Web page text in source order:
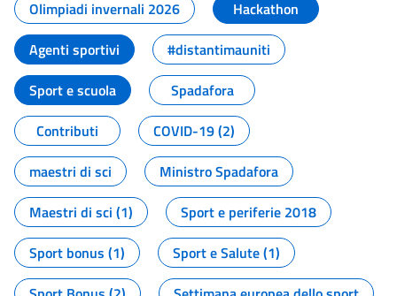
Olimpiadi invernali 2026
Hackathon
Agenti sportivi
#distantimauniti
Sport e scuola
Spadafora
Contributi
COVID-19 (2)
maestri di sci
Ministro Spadafora
Maestri di sci (1)
Sport e periferie 2018
Sport bonus (1)
Sport e Salute (1)